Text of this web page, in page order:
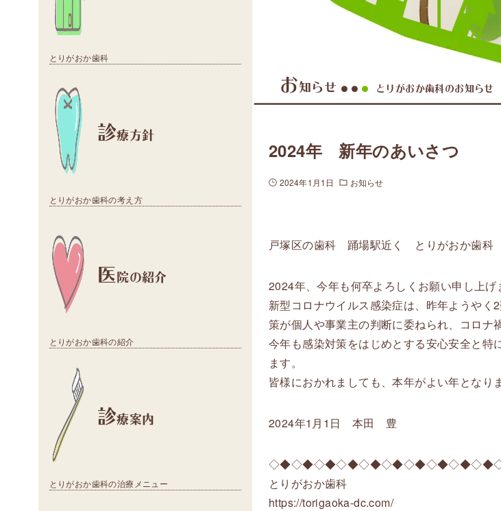
お知らせ ●● ● とりがおか歯科のお知らせ
2024年 新年のあいさつ
2024年1月1日 お知らせ
戸塚区の歯科 踊場駅近く とりがおか歯科
2024年、今年も何卒よろしくお願い申し上げ
新型コロナウイルス感染症は、昨年ようや
策が個人や事業主の判断に委ねられ、コロナ
今年も感染対策をはじめとする安心安全と特
ます。
皆様におかれましても、本年がよい年となり
2024年1月1日 本田 豊
とりがおか歯科
https://torigaoka-dc.com/
とりがおか歯科
診療方針
とりがおか歯科の考え方
医院の紹介
とりがおか歯科の紹介
診療案内
とりがおか歯科の治療メニュー